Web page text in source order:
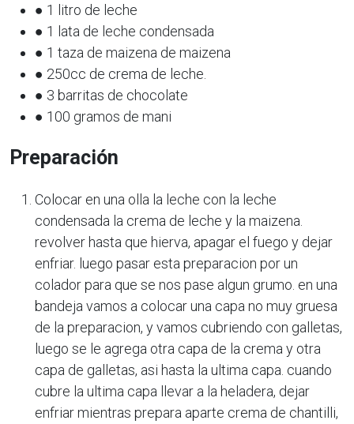
● 1 litro de leche
● 1 lata de leche condensada
● 1 taza de maizena de maizena
● 250cc de crema de leche.
● 3 barritas de chocolate
● 100 gramos de mani
Preparación
Colocar en una olla la leche con la leche
condensada la crema de leche y la maizena.
revolver hasta que hierva, apagar el fuego y dejar
enfriar. luego pasar esta preparacion por un
colador para que se nos pase algun grumo. en una
bandeja vamos a colocar una capa no muy gruesa
de la preparacion, y vamos cubriendo con galletas,
luego se le agrega otra capa de la crema y otra
capa de galletas, asi hasta la ultima capa. cuando
cubre la ultima capa llevar a la heladera, dejar
enfriar mientras prepara aparte crema de chantilli,